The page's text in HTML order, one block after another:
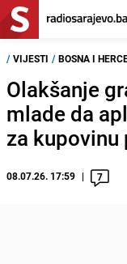
/ VIJESTI / BOSNA I
Olakšanje
mlade da
za kupovinu
08.07.26. 17:59 7